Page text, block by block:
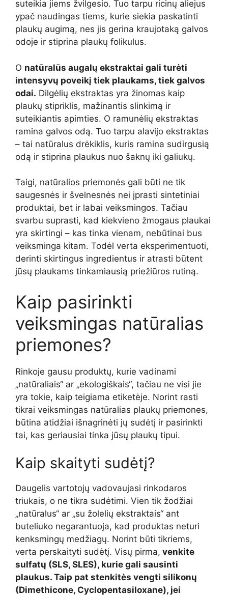
suteikia jiems žvilgesio. Tuo tarpu ricinų aliejus
ypač naudingas tiems, kurie siekia paskatinti
plaukų augimą, nes jis gerina kraujotaką galvos
odoje ir stiprina plaukų folikulus.
O natūralūs augalų ekstraktai gali turėti
intensyvų poveikį tiek plaukams, tiek galvos
odai. Dilgėlių ekstraktas yra žinomas kaip
plaukų stipriklis, mažinantis slinkimą ir
suteikiantis apimties. O ramunėlių ekstraktas
ramina galvos odą. Tuo tarpu alavijo ekstraktas
– tai natūralus drėkiklis, kuris ramina sudirgusią
odą ir stiprina plaukus nuo šaknų iki galiukų.
Taigi, natūralios priemonės gali būti ne tik
saugesnės ir švelnesnės nei įprasti sintetiniai
produktai, bet ir labai veiksmingos. Tačiau
svarbu suprasti, kad kiekvieno žmogaus plaukai
yra skirtingi – kas tinka vienam, nebūtinai bus
veiksminga kitam. Todėl verta eksperimentuoti,
derinti skirtingus ingredientus ir atrasti būtent
jūsų plaukams tinkamiausią priežiūros rutiną.
Kaip pasirinkti
veiksmingas natūralias
priemones?
Rinkoje gausu produktų, kurie vadinami
„natūraliais“ ar „ekologiškais“, tačiau ne visi jie
yra tokie, kaip teigiama etiketėje. Norint rasti
tikrai veiksmingas natūralias plaukų priemones,
būtina atidžiai išnagrinėti jų sudėtį ir pasirinkti
tai, kas geriausiai tinka jūsų plaukų tipui.
Kaip skaityti sudėtį?
Daugelis vartotojų vadovaujasi rinkodaros
triukais, o ne tikra sudėtimi. Vien tik žodžiai
„natūralus“ ar „su žolelių ekstraktais“ ant
buteliuko negarantuoja, kad produktas neturi
kenksmingų medžiagų. Norint būti tikriems,
verta perskaityti sudėtį. Visų pirma, venkite
sulfatų (SLS, SLES), kurie gali sausinti
plaukus. Taip pat stenkitės vengti silikonų
(Dimethicone, Cyclopentasiloxane), jei